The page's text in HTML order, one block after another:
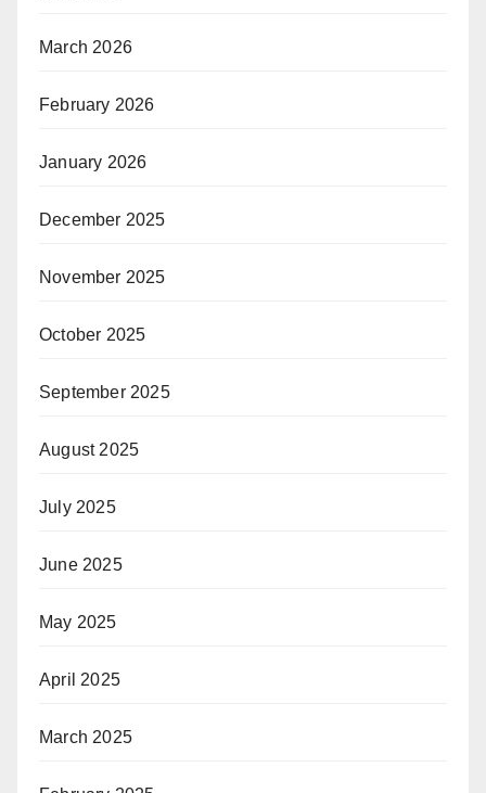
March 2026
February 2026
January 2026
December 2025
November 2025
October 2025
September 2025
August 2025
July 2025
June 2025
May 2025
April 2025
March 2025